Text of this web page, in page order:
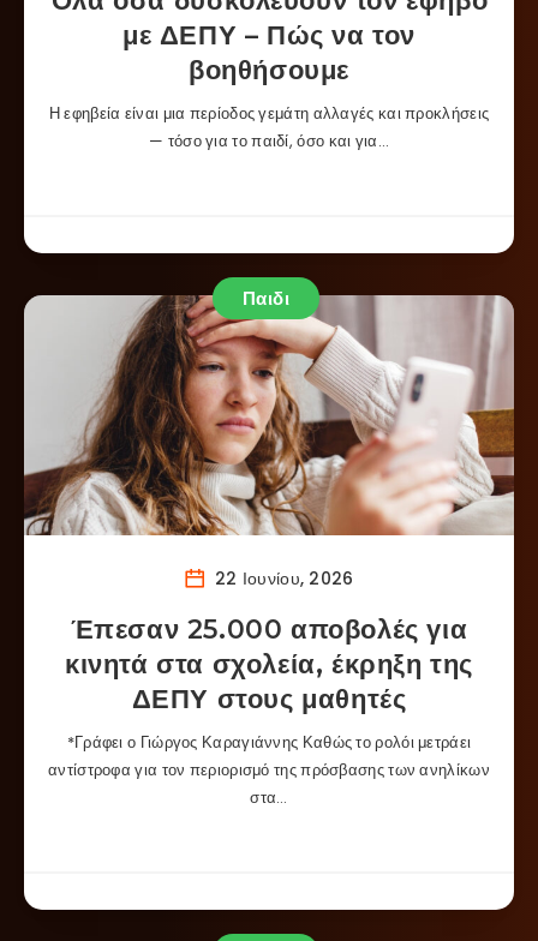
με ΔΕΠΥ – Πώς να τον
βοηθήσουμε
Η εφηβεία είναι μια περίοδος γεμάτη αλλαγές και προκλήσεις
— τόσο για το παιδί, όσο και για…
Παιδι
22 Ιουνίου, 2026
Έπεσαν 25.000 αποβολές για
κινητά στα σχολεία, έκρηξη της
ΔΕΠΥ στους μαθητές
*Γράφει ο Γιώργος Καραγιάννης Καθώς το ρολόι μετράει
αντίστροφα για τον περιορισμό της πρόσβασης των ανηλίκων
στα…